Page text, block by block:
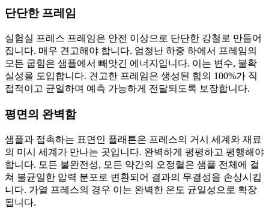
단단한 프레임
실험실 프레스 프레임은 안전 이상으로 단단한 강철로 만들어
집니다. 매우 견고해야 합니다. 엄청난 하중 하에서 프레임의
모든 굽힘은 샘플에서 빼앗긴 에너지입니다. 이는 변수, 불확
실성을 도입합니다. 견고한 프레임은 생성된 힘의 100%가 직
접적이고 균일하며 예측 가능하게 전달되도록 보장합니다.
평면의 완벽함
샘플과 접촉하는 표면인 플래튼은 프레스의 거시 세계와 재료
의 미시 세계가 만나는 곳입니다. 완벽하게 평평하고 평행해야
합니다. 모든 불완전성, 모든 약간의 오정렬은 샘플 전체에 걸
쳐 불균일한 압력 분포로 변환되어 결과의 무결성을 손상시킵
니다. 가열 프레스의 경우 이는 완벽한 온도 균일성으로 확장
됩니다.